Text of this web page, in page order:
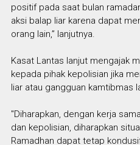
positif pada saat bulan
aksi balap liar karena dapat
orang lain,” lanjutnya.
Kasat Lantas lanjut mengajak
kepada pihak kepolisian jika
liar atau gangguan kamtibmas
"Diharapkan, dengan kerja
dan kepolisian, diharapkan
Ramadhan dapat tetap